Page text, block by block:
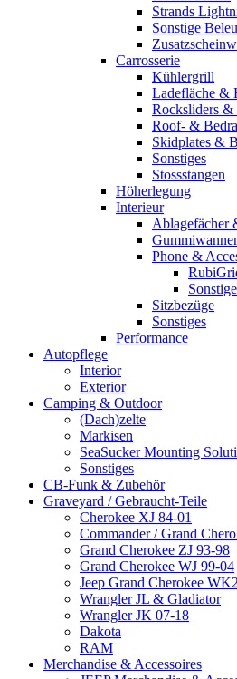
Strands
Sonstige
Carrosserie
Kühlergrill
Ladefläche &
Rocksliders &
Roof- &
Skidplates &
Sonstiges
Stossstangen
Höherlegung
Interieur
Ablagefächer
Phone &
Sonstige
Sitzbezüge
Sonstiges
Performance
Autopflege
Interior
Exterior
Camping & Outdoor
(Dach)zelte
Markisen
SeaSucker Mounting
Sonstiges
CB-Funk & Zubehör
Graveyard / Gebraucht-Teile
Cherokee XJ 84-01
Commander / Grand
Grand Cherokee ZJ 93-98
Grand Cherokee WJ 99-04
Jeep Grand Cherokee
Wrangler JL & Gladiator
Wrangler JK 07-18
Dakota
RAM
Merchandise & Accessoires